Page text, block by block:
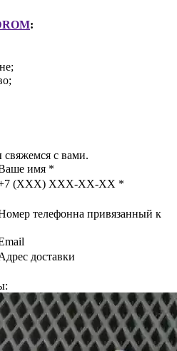
:
с вами.
имя *
(XXX) XXX-XX-XX *
телефонна привязанный к
доставки